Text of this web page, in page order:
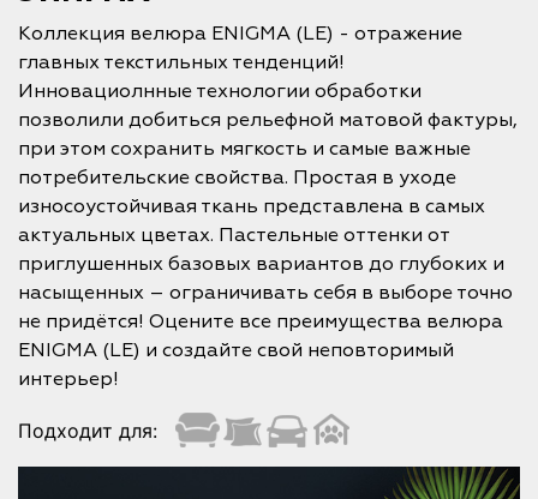
Коллекция велюра ENIGMA (LE) - отражение
главных текстильных тенденций!
Инновациолнные технологии обработки
позволили добиться рельефной матовой фактуры,
при этом сохранить мягкость и самые важные
потребительские свойства. Простая в уходе
износоустойчивая ткань представлена в самых
актуальных цветах. Пастельные оттенки от
приглушенных базовых вариантов до глубоких и
насыщенных – ограничивать себя в выборе точно
не придётся! Оцените все преимущества велюра
ENIGMA (LE) и создайте свой неповторимый
интерьер!
Подходит для: